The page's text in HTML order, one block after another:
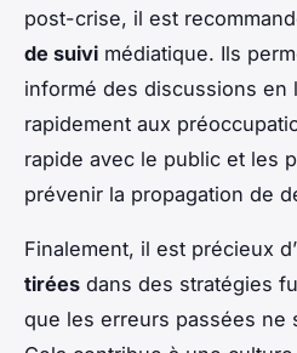
post-crise, il est
de suivi médiatique. Ils
informé des discussions en
rapidement aux
rapide avec le public et les
prévenir la propagation de
Finalement, il est précieux
tirées dans des stratégies
que les erreurs passées ne